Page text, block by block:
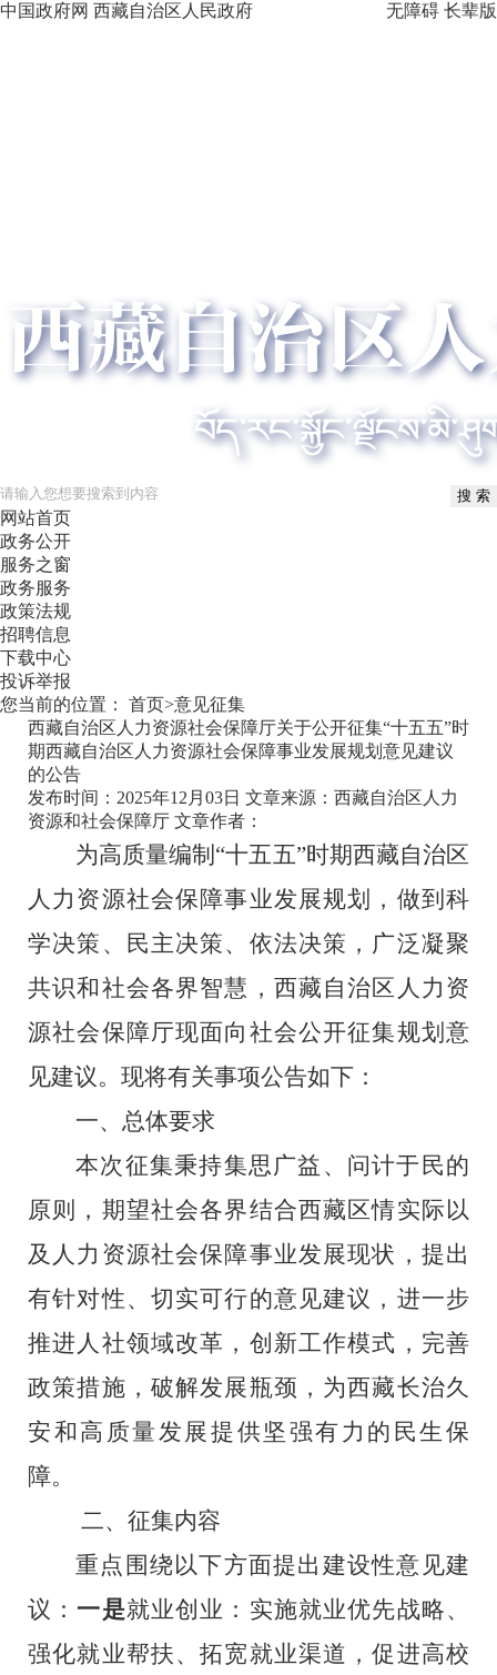
中国政府网 西藏自治区人民政府 无障碍 长辈版
搜 索
网站首页
政务公开
服务之窗
政务服务
政策法规
招聘信息
下载中心
投诉举报
您当前的位置： 首页>意见征集
西藏自治区人力资源社会保障厅关于公开征集“十五五”时
期西藏自治区人力资源社会保障事业发展规划意见建议
的公告
发布时间：2025年12月03日 文章来源：西藏自治区人力
资源和社会保障厅 文章作者：
为高质量编制 “十五五”时期西藏自治区
人力资源社会保障事业发展规划，做到科
学决策、民主决策、依法决策，广泛凝聚
共识和社会各界智慧，西藏自治区人力资
源社会保障厅现面向社会公开征集规划意
见建议。现将有关事项公告如下：
一、总体要求
本次征集秉持集思广益、问计于民的
原则，期望社会各界结合西藏区情实际以
及人力资源社会保障事业发展现状，提出
有针对性、切实可行的意见建议，进一步
推进人社领域改革，创新工作模式，完善
政策措施，破解发展瓶颈，为西藏长治久
安和高质量发展提供坚强有力的民生保
障。
二、征集内容
重点围绕以下方面提出建设性意见建
议： 一是就业创业：实施就业优先战略、
强化就业帮扶、拓宽就业渠道，促进高校